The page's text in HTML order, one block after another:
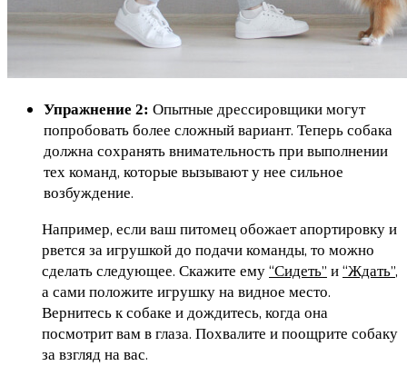
Упражнение 2: Опытные дрессировщики могут
попробовать более сложный вариант. Теперь собака
должна сохранять внимательность при выполнении
тех команд, которые вызывают у нее сильное
возбуждение.
Например, если ваш питомец обожает апортировку и
рвется за игрушкой до подачи команды, то можно
сделать следующее. Скажите ему“Сидеть” и“Ждать”,
а сами положите игрушку на видное место.
Вернитесь к собаке и дождитесь, когда она
посмотрит вам в глаза. Похвалите и поощрите собаку
за взгляд на вас.